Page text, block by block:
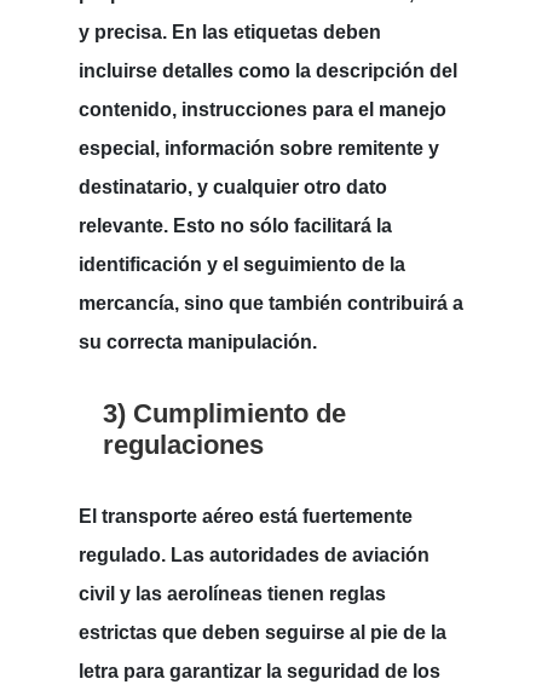
y precisa. En las etiquetas deben
incluirse detalles como la descripción del
contenido, instrucciones para el manejo
especial, información sobre remitente y
destinatario, y cualquier otro dato
relevante. Esto no sólo facilitará la
identificación y el seguimiento de la
mercancía, sino que también contribuirá a
su correcta manipulación.
3) Cumplimiento de
regulaciones
El transporte aéreo está fuertemente
regulado. Las autoridades de aviación
civil y las aerolíneas tienen reglas
estrictas que deben seguirse al pie de la
letra para garantizar la seguridad de los